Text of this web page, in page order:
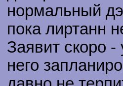
нормальный
пока лиртанн
Заявит скоро -
него